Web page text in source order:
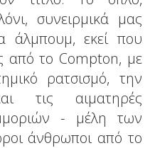
συνειρμικά μας
άλμπουμ, εκεί που
από το Compton, με
ρατσισμό, την
τις αιματηρές
- μέλη των
άνθρωποι από το